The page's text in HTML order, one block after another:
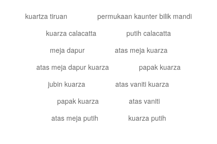
kuartza tiruan
permukaan kaunter bilik mandi
kuarza calacatta
putih calacatta
meja dapur
atas meja kuarza
atas meja dapur kuarza
papak kuarza
jubin kuarza
atas vaniti kuarza
papak kuarza
atas vaniti
atas meja putih
kuarza putih